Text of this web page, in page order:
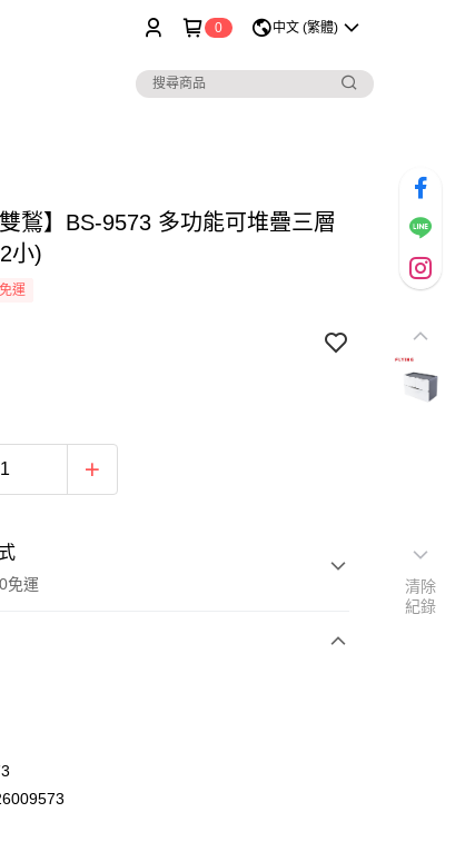
0 中文 (繁體)
雙鶖】BS-9573 多功能可堆疊三層
小)
運
免運
清除
紀錄